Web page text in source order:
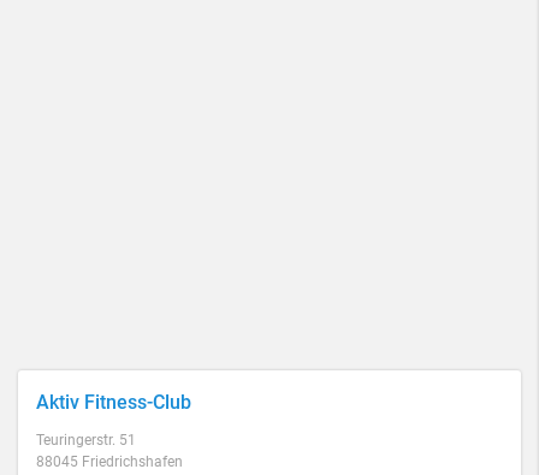
Aktiv Fitness-Club
Teuringerstr. 51
88045 Friedrichshafen